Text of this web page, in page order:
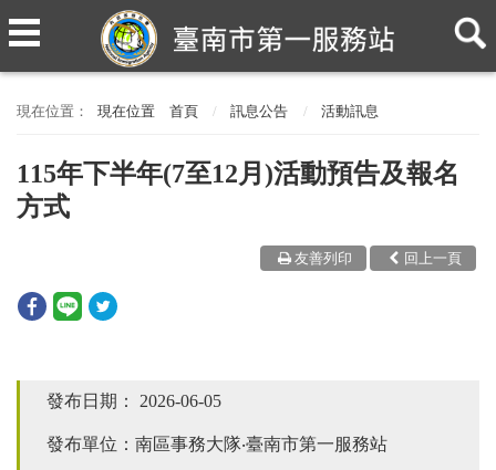
現在位置 首頁 訊息公告 活動訊息
115年下半年(7至12月)活動預告及報名
方式
回上一頁
友善列印
發布日期： 2026-06-05
發布單位：南區事務大隊‧臺南市第一服務站